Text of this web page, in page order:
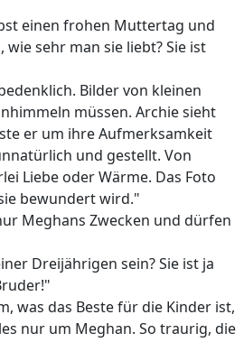
einen frohen Muttertag und
sehr man sie liebt? Sie ist
Bilder von kleinen
müssen. Archie sieht
er um ihre Aufmerksamkeit
und gestellt. Von
Liebe oder Wärme. Das Foto
bewundert wird."
Meghans Zwecken und dürfen
Dreijährigen sein? Sie ist ja
was das Beste für die Kinder ist,
nur um Meghan. So traurig, die